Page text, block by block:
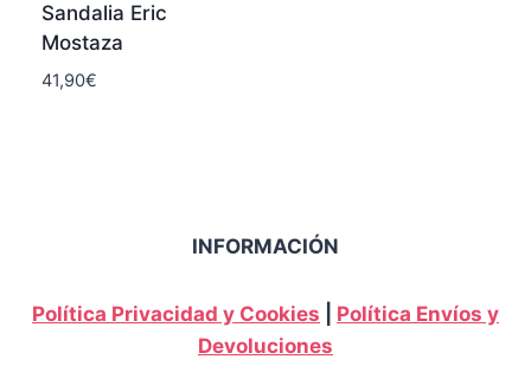
Sandalia Eric
Mostaza
41,90€
INFORMACIÓN
Política Privacidad y Cookies
Política Envíos y
Devoluciones